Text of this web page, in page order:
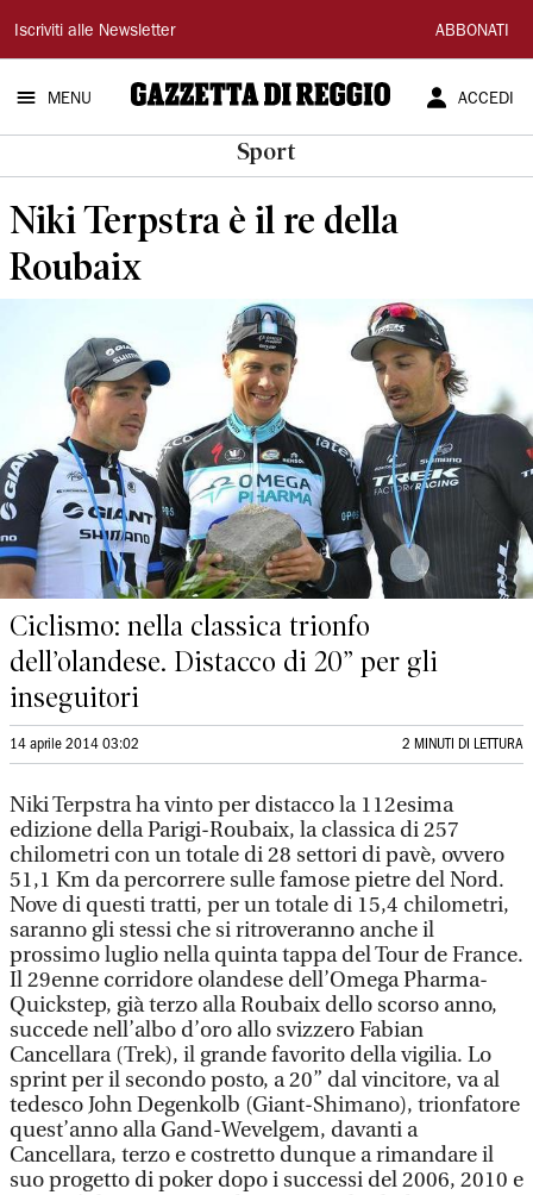
Gazzetta
di
Reggio
Iscriviti alle Newsletter ABBONATI
MENU ACCEDI
Sport
Niki Terpstra è il re della
Roubaix
Ciclismo: nella classica trionfo
dell’olandese. Distacco di 20” per gli
inseguitori
14 aprile 2014 03:02 2 MINUTI DI LETTURA
Niki Terpstra ha vinto per distacco la 112esima
edizione della Parigi-Roubaix, la classica di 257
chilometri con un totale di 28 settori di pavè, ovvero
51,1 Km da percorrere sulle famose pietre del Nord.
Nove di questi tratti, per un totale di 15,4 chilometri,
saranno gli stessi che si ritroveranno anche il
prossimo luglio nella quinta tappa del Tour de France.
Il 29enne corridore olandese dell’Omega Pharma-
Quickstep, già terzo alla Roubaix dello scorso anno,
succede nell’albo d’oro allo svizzero Fabian
Cancellara (Trek), il grande favorito della vigilia. Lo
sprint per il secondo posto, a 20” dal vincitore, va al
tedesco John Degenkolb (Giant-Shimano), trionfatore
quest’anno alla Gand-Wevelgem, davanti a
Cancellara, terzo e costretto dunque a rimandare il
suo progetto di poker dopo i successi del 2006, 2010 e